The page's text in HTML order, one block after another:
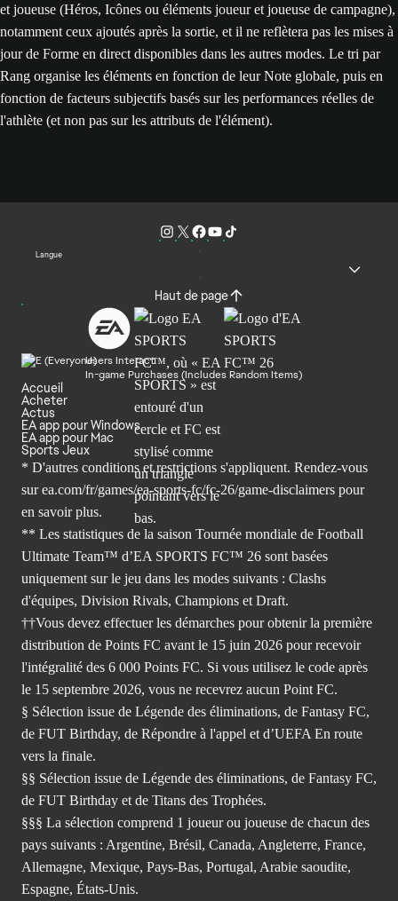
et joueuse (Héros, Icônes ou éléments joueur et joueuse de campagne),
notamment ceux ajoutés après la sortie, et il ne reflètera pas les mises à
jour de Forme en direct disponibles dans les autres modes. Le tri par
Rang organise les éléments en fonction de leur Note globale, puis en
fonction de facteurs subjectifs basés sur les performances réelles de
l'athlète (et non pas sur les attributs de l'élément).
Langue
Haut de page
Users Interact
In-game Purchases (Includes Random Items)
Accueil
Acheter
Actus
EA app pour Windows
EA app pour Mac
Sports Jeux
* D'autres conditions et restrictions s'appliquent. Rendez-vous
sur ea.com/fr/games/ea-sports-fc/fc-26/game-disclaimers pour
en savoir plus.
** Les statistiques de la saison Tournée mondiale de Football
Ultimate Team™ d’EA SPORTS FC™ 26 sont basées
uniquement sur le jeu dans les modes suivants : Clashs
d'équipes, Division Rivals, Champions et Draft.
††Vous devez effectuer les démarches pour obtenir la première
distribution de Points FC avant le 15 juin 2026 pour recevoir
l'intégralité des 6 000 Points FC. Si vous utilisez le code après
le 15 septembre 2026, vous ne recevrez aucun Point FC.
§ Sélection issue de Légende des éliminations, de Fantasy FC,
de FUT Birthday, de Répondre à l'appel et d’UEFA En route
vers la finale.
§§ Sélection issue de Légende des éliminations, de Fantasy FC,
de FUT Birthday et de Titans des Trophées.
§§§ La sélection comprend 1 joueur ou joueuse de chacun des
pays suivants : Argentine, Brésil, Canada, Angleterre, France,
Allemagne, Mexique, Pays-Bas, Portugal, Arabie saoudite,
Espagne, États-Unis.